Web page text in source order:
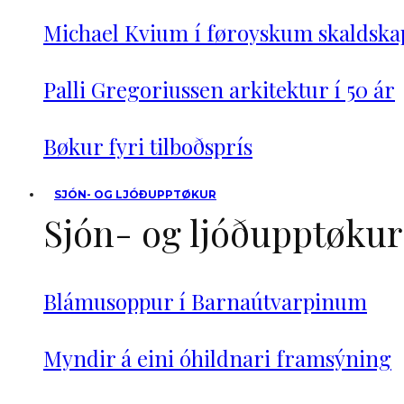
Michael Kvium í føroyskum
Palli Gregoriussen arkitektur í 50 ár
Bøkur fyri tilboðsprís
SJÓN- OG LJÓÐUPPTØKUR
Sjón- og ljóðupptøkur
Blámusoppur í Barnaútvarpinum
Myndir á eini óhildnari framsýning